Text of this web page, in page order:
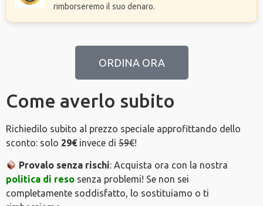
rimborseremo il suo denaro.
ORDINA ORA
Come averlo subito
Richiedilo subito al prezzo speciale approfittando dello
sconto: solo 29€ invece di 59€!
Provalo senza rischi: Acquista ora con la nostra
politica di reso senza problemi! Se non sei
completamente soddisfatto, lo sostituiamo o ti